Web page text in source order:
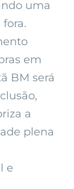
uma
em
BM será
a
plena
e